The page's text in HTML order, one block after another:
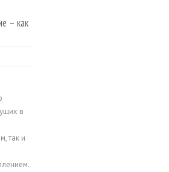
– как
в
так и